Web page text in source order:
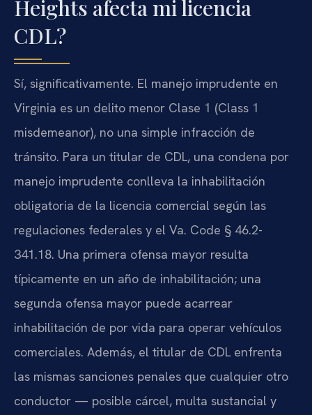
Heights afecta mi licencia
CDL?
Sí, significativamente. El manejo imprudente en
Virginia es un delito menor Clase 1 (Class 1
misdemeanor), no una simple infracción de
tránsito. Para un titular de CDL, una condena por
manejo imprudente conlleva la inhabilitación
obligatoria de la licencia comercial según las
regulaciones federales y el Va. Code § 46.2-
341.18. Una primera ofensa mayor resulta
típicamente en un año de inhabilitación; una
segunda ofensa mayor puede acarrear
inhabilitación de por vida para operar vehículos
comerciales. Además, el titular de CDL enfrenta
las mismas sanciones penales que cualquier otro
conductor — posible cárcel, multa sustancial y